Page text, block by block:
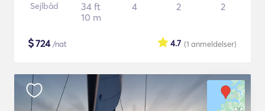
Sejlbåd
34 ft
10 m
4 2 2
$724/nat (1 anmeldelser)
4.7